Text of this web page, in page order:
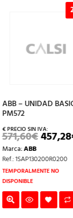
ABB – UNIDAD
PM572
571,60€EL
PRECIO
ERA:
571,60€.
457,28
Marca:ABB
Ref.: 1SAP130200R0200
TEMPORALMENTE NO
DISPONIBLE